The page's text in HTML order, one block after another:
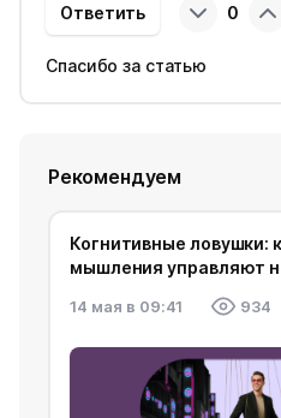
0
Ответить
Спасибо за статью
Рекомендуем
Когнитивные ловушки:
мышления управляют
14 мая в 09:41 934